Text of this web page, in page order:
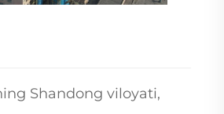
Shandong viloyati,